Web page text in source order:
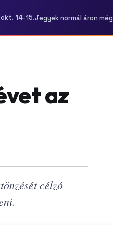
okt. 14-15.Jegyek normál áron még
az
célzó